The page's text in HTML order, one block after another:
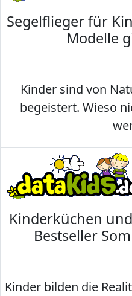
Segelflieger für
Modelle
Kinder sind von
begeistert. Wieso
Kinderküchen
Bestseller
Kinder bilden die